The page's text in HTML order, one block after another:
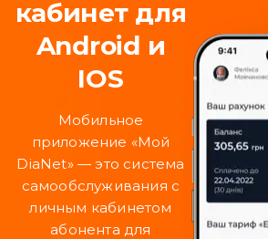
кабинет для
Android и
IOS
Мобильное
приложение «Мой
DiaNet» — это система
самообслуживания с
личным кабинетом
абонента для